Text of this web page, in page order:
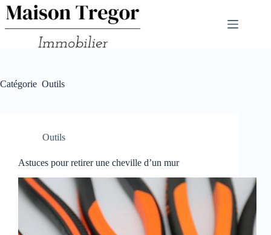
Passer
contenu
Catégorie Outils
Outils
Astuces pour retirer une cheville d’un mur